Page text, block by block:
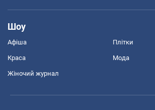
Шоу
Афіша Плітки
Краса Мода
Жіночий журнал